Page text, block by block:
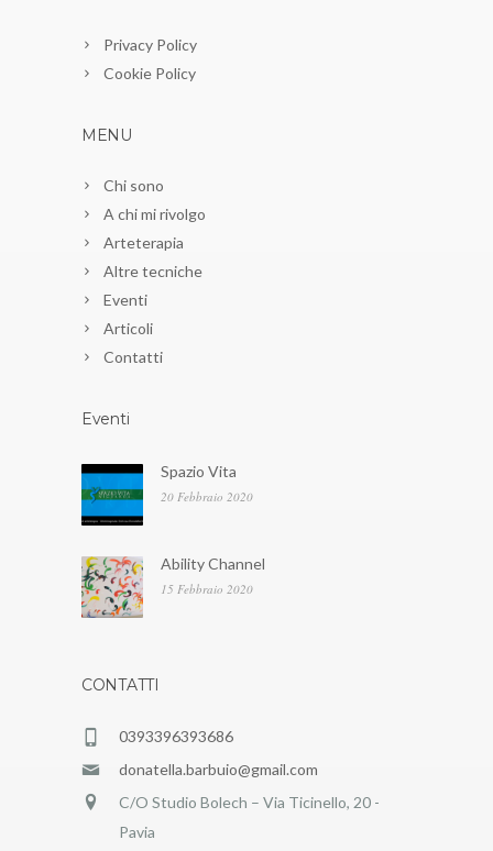
Privacy Policy
Cookie Policy
MENU
Chi sono
A chi mi rivolgo
Arteterapia
Altre tecniche
Eventi
Articoli
Contatti
Eventi
Spazio Vita
20 Febbraio 2020
Ability Channel
15 Febbraio 2020
CONTATTI
0393396393686
donatella.barbuio@gmail.com
C/O Studio Bolech – Via Ticinello, 20 -
Pavia